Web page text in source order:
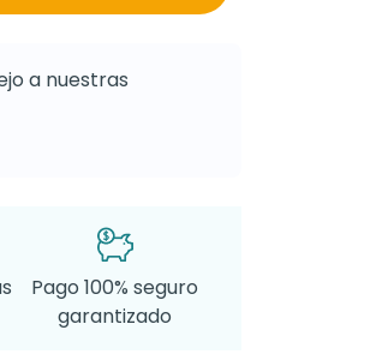
a nuestras
Pago 100% seguro
garantizado